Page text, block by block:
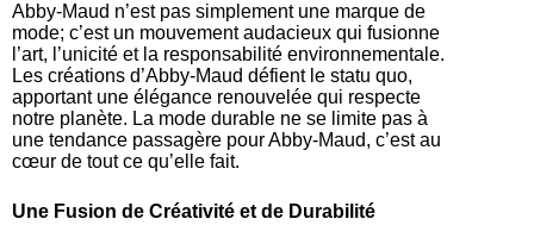
Abby-Maud n’est pas simplement une marque de
mode; c’est un mouvement audacieux qui fusionne
l’art, l’unicité et la responsabilité environnementale.
Les créations d’Abby-Maud défient le statu quo,
apportant une élégance renouvelée qui respecte
notre planète. La mode durable ne se limite pas à
une tendance passagère pour Abby-Maud, c’est au
cœur de tout ce qu’elle fait.
Une Fusion de Créativité et de Durabilité